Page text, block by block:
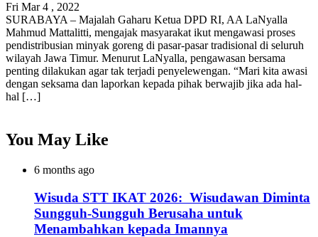
Fri Mar 4 , 2022
SURABAYA – Majalah Gaharu Ketua DPD RI, AA LaNyalla
Mahmud Mattalitti, mengajak masyarakat ikut mengawasi proses
pendistribusian minyak goreng di pasar-pasar tradisional di seluruh
wilayah Jawa Timur. Menurut LaNyalla, pengawasan bersama
penting dilakukan agar tak terjadi penyelewengan. “Mari kita awasi
dengan seksama dan laporkan kepada pihak berwajib jika ada hal-
hal […]
You May Like
6 months ago
Wisuda STT IKAT 2026: Wisudawan Diminta
Sungguh-Sungguh Berusaha untuk
Menambahkan kepada Imannya